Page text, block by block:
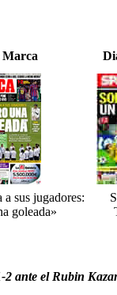
sus jugadores:
goleada»
2 ante el Rubin